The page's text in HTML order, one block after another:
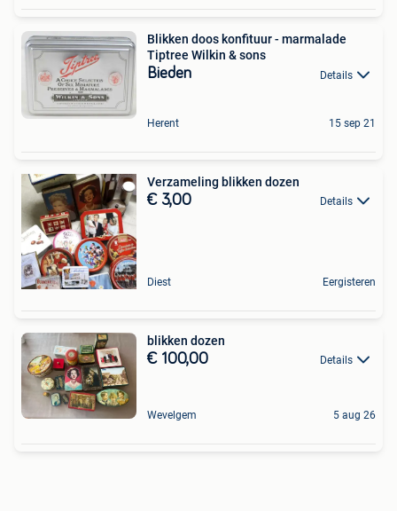
Blikken doos konfituur - marmalade
Tiptree Wilkin & sons
Bieden Details
Herent 15 sep 21
Verzameling blikken dozen
€ 3,00 Details
Diest Eergisteren
blikken dozen
€ 100,00 Details
Wevelgem 5 aug 26